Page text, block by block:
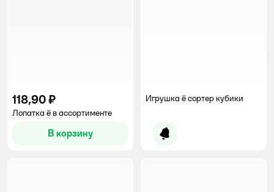
118,90 ₽
Лопатка ё в ассортименте
В корзину
Игрушка ё сортер кубики
Уведомить о появлении